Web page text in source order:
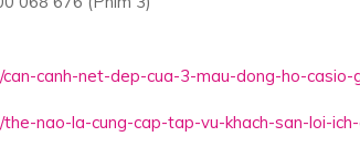
canh-net-dep-cua-3-mau-dong-ho-
nao-la-cung-cap-tap-vu-khach-san-loi-